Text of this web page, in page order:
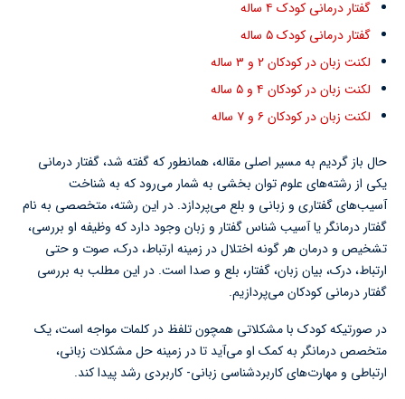
گفتار درمانی کودک ۴ ساله
گفتار درمانی کودک ۵ ساله
لکنت زبان در کودکان ۲ و ۳ ساله
لکنت زبان در کودکان ۴ و ۵ ساله
لکنت زبان در کودکان ۶ و ۷ ساله
حال باز گردیم به مسیر اصلی مقاله، همانطور که گفته شد، گفتار درمانی
یکی از رشته‌های علوم توان بخشی به شمار می‌رود که به شناخت
آسیب‌های گفتاری و زبانی‌ و بلع می‌پردازد. در این رشته، متخصصی به نام
گفتار درمانگر یا آسیب شناس گفتار و زبان وجود دارد که وظیفه او بررسی،
تشخیص و درمان هر گونه اختلال در زمینه ارتباط، درک، صوت و حتی
ارتباط، درک، بیان زبان، گفتار، بلع و صدا است. در این مطلب به بررسی
گفتار درمانی کودکان می‌پردازیم.
در صورتیکه کودک با مشکلاتی همچون تلفظ در کلمات مواجه است، یک
متخصص درمانگر به کمک او می‌آید تا در زمینه حل مشکلات زبانی،
ارتباطی و مهارت‌های کاربردشناسی زبانی- کاربردی رشد پیدا کند.